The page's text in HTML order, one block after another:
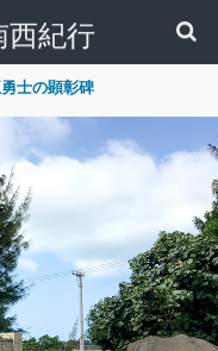
紀行
士の顕彰碑